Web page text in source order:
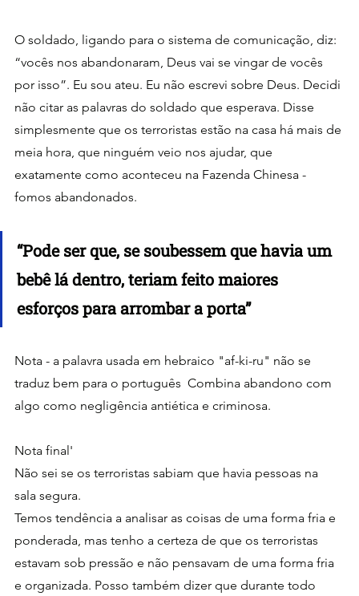
O soldado, ligando para o sistema de comunicação, diz:
“vocês nos abandonaram, Deus vai se vingar de vocês
por isso”. Eu sou ateu. Eu não escrevi sobre Deus. Decidi
não citar as palavras do soldado que esperava. Disse
simplesmente que os terroristas estão na casa há mais de
meia hora, que ninguém veio nos ajudar, que
exatamente como aconteceu na Fazenda Chinesa -
fomos abandonados.
“Pode ser que, se soubessem que havia um
bebê lá dentro, teriam feito maiores
esforços para arrombar a porta”
Nota - a palavra usada em hebraico "af-ki-ru" não se
traduz bem para o português  Combina abandono com
algo como negligência antiética e criminosa.
Nota final'
Não sei se os terroristas sabiam que havia pessoas na
sala segura.
Temos tendência a analisar as coisas de uma forma fria e
ponderada, mas tenho a certeza de que os terroristas
estavam sob pressão e não pensavam de uma forma fria
e organizada. Posso também dizer que durante todo